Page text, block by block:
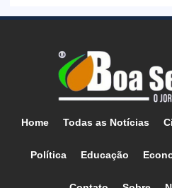
Home Todas as Notícias
Política Educação